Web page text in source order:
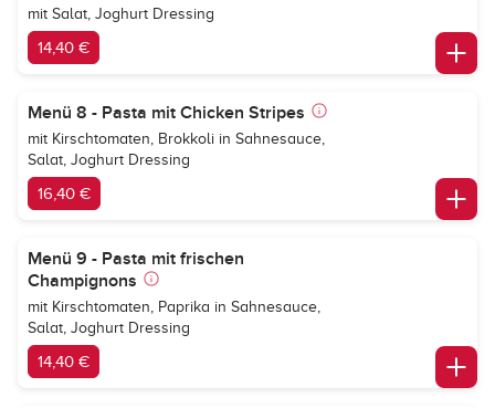
mit Salat, Joghurt Dressing
14,40 €
Menü 8 - Pasta mit Chicken Stripes
mit Kirschtomaten, Brokkoli in Sahnesauce,
Salat, Joghurt Dressing
16,40 €
Menü 9 - Pasta mit frischen
Champignons
mit Kirschtomaten, Paprika in Sahnesauce,
Salat, Joghurt Dressing
14,40 €